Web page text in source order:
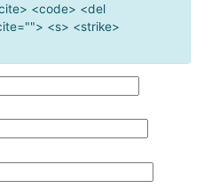
<code> <del
<s> <strike>